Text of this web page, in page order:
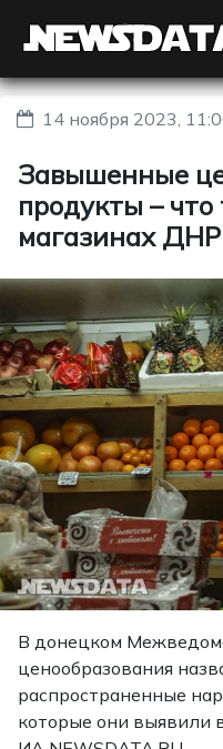
14 ноября 2023,
Завышенные
продукты – что
магазинах ДНР
В донецком
ценообразования
распространенные
которые они выявили